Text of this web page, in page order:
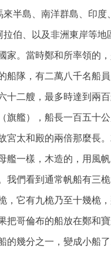
來半島、南洋群島、印度
拉伯、以及非洲東岸等地
家。當時鄭和所率領的
船隊，有二萬八千名船
十二艘，最多時達到兩百
旗艦），船長一百五十公
宮太和殿的兩倍那麼長
艦一樣，木造的，用風
我們看到通常帆船有三
，它有九桅乃至十幾桅
把哥倫布的船放在鄭和
的幾分之一，變成小船了